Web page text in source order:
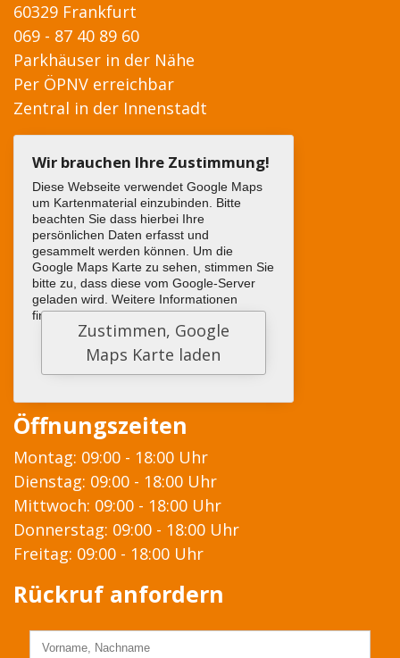
60329 Frankfurt
069 - 87 40 89 60
Parkhäuser in der Nähe
Per ÖPNV erreichbar
Zentral in der Innenstadt
Wir brauchen Ihre Zustimmung!
Diese Webseite verwendet Google Maps
um Kartenmaterial einzubinden. Bitte
beachten Sie dass hierbei Ihre
persönlichen Daten erfasst und
gesammelt werden können. Um die
Google Maps Karte zu sehen, stimmen Sie
bitte zu, dass diese vom Google-Server
geladen wird. Weitere Informationen
finden sieHIER
Öffnungszeiten
Montag: 09:00 - 18:00 Uhr
Dienstag: 09:00 - 18:00 Uhr
Mittwoch: 09:00 - 18:00 Uhr
Donnerstag: 09:00 - 18:00 Uhr
Freitag: 09:00 - 18:00 Uhr
Rückruf anfordern